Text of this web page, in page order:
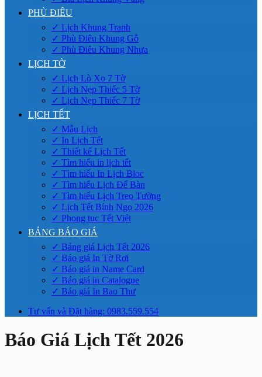
PHÙ ĐIÊU
✓ Lịch Khung Tranh
✓ Phù Điêu Khung Gỗ
✓ Phù Điêu Khung Nhựa
LỊCH TỜ
✓ Lịch Lò Xo 7 Tờ
✓ Lịch Nẹp Thiếc 5 Tờ
✓ Lịch Nẹp Thiếc 7 Tờ
LỊCH TẾT
✓ Mẫu Lịch
✓ In Lịch Tết
✓ Thiết kế Lịch Tết
✓ Tìm hiểu in lịch tết
✓ Tìm hiểu In Lịch Bloc
✓ Tìm hiểu Lịch Để Bàn
✓ Tìm hiểu Lịch Treo Tường
✓ Lịch Tết Bính Ngọ 2026
✓ Phong tục Tết Việt
BẢNG BÁO GIÁ
✓ Bảng giá Lịch Tết 2026
✓ Báo giá In Tờ Rơi
✓ Báo giá in Name Card
✓ Báo giá in Catalogue
✓ Báo giá In Bao Thư
Tư vấn và Đặt hàng: 0983.559.554
Báo Giá Lịch Tết 2026